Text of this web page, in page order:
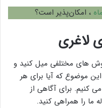
، امکان‌پذیر است؟
لاغری
های مختلفی میل کنید و
این موضوع که آیا برای هر
کنیم. برای آگاهی از
ما را همراهی کنید.